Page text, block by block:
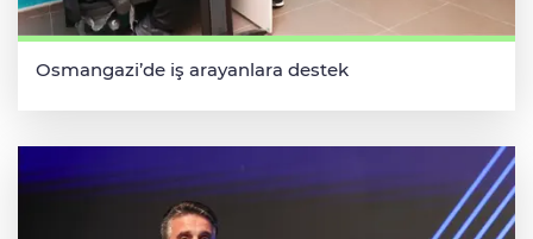
Osmangazi’de iş arayanlara destek